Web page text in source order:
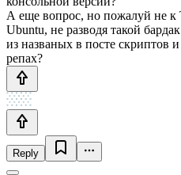
А еще вопрос, но пожалуй не к
Ubuntu, не разводя такой
из названых в посте скриптов
репах?
Reply